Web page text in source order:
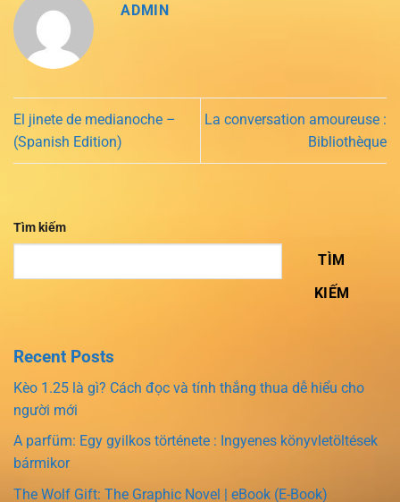
ADMIN
El jinete de medianoche –
(Spanish Edition)
La conversation amoureuse :
Bibliothèque
Tìm kiếm
TÌM
KIẾM
Recent Posts
Kèo 1.25 là gì? Cách đọc và tính thắng thua dễ hiểu cho
người mới
A parfüm: Egy gyilkos története : Ingyenes könyvletöltések
bármikor
The Wolf Gift: The Graphic Novel | eBook (E-Book)